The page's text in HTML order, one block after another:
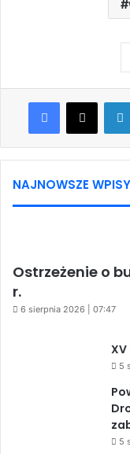
Facebook
X
NAJNOWSZE WPISY
Ostrzeżenie o
r.
6 sierpnia 2026 | 07:47
5
5